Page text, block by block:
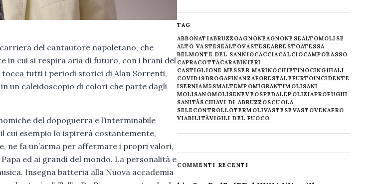
del cantautore napoletano, che
in cui si respira aria di futuro, con i brani del
tocca tutti i periodi storici di Alan Sorrenti,
un caleidoscopio di colori che parte dagli
del dopoguerra e l’interminabile
esempio lo ispirerà costantemente,
ne fa un’arma per affermare i propri valori,
ed ai grandi del mondo. La personalità e
Insegna batteria alla Nuova accademia
TAG
ABBONATIABRUZZOAGNONEAGNONESEALTOMOLISE
ALTO VASTESEALTOVASTESEARRESTOATESSA
BELMONTE DEL SANNIOCACCIACALCIOCAMPOBASSO
CAPRACOTTACARABINIERI
CASTIGLIONE MESSER MARINOCHIETINOCINGHIALI
COVID19DROGAFINANZAFORESTALEFURTOINCIDENTE
ISERNIAM5SMALTEMPOMIGRANTIMOLISANI
MOLISANOMOLISENEVE OSPEDALEPOLIZIAPROFUGHI
SANITÀSCHIAVI DI ABRUZZOSCUOLA
SELECONTROLLOTERMOLIVASTESE VASTOVENAFRO
VIABILITÀVIGILI DEL FUOCO
COMMENTI RECENTI